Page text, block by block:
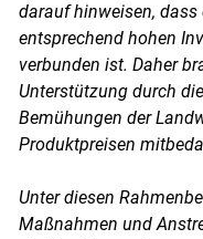
darauf hinweisen, dass
entsprechend hohen
verbunden ist. Daher
Unterstützung durch
Bemühungen der
Produktpreisen
Unter diesen
Maßnahmen und